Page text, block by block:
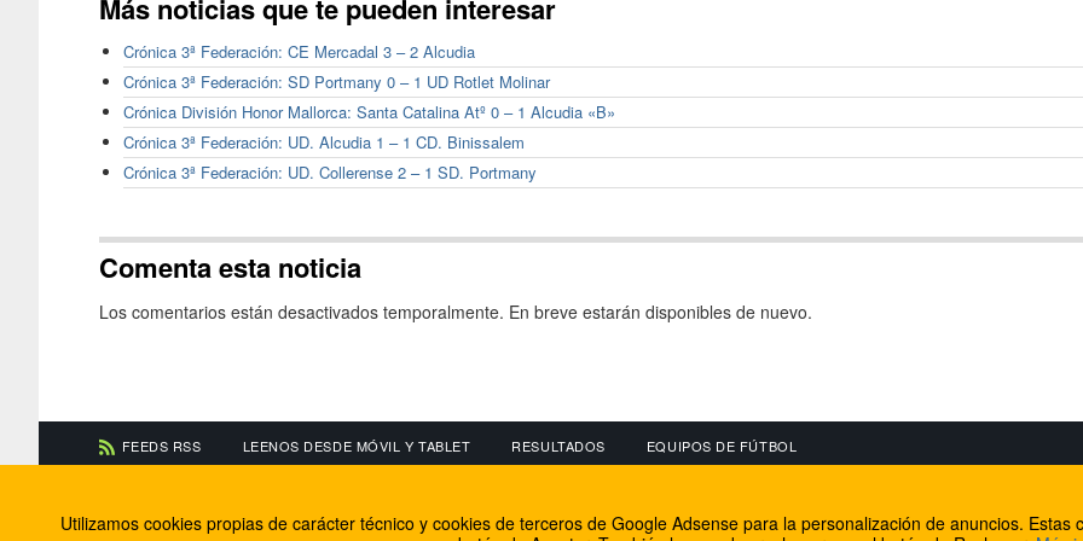
Más noticias que te pueden interesar
Crónica 3ª Federación: CE Mercadal 3 – 2 Alcudia
Crónica 3ª Federación: SD Portmany 0 – 1 UD Rotlet Molinar
Crónica División Honor Mallorca: Santa Catalina Atº 0 – 1 Alcudia «B»
Crónica 3ª Federación: UD. Alcudia 1 – 1 CD. Binissalem
Crónica 3ª Federación: UD. Collerense 2 – 1 SD. Portmany
Comenta esta noticia
Los comentarios están desactivados temporalmente. En breve estarán disponibles de nuevo.
FEEDS RSS LEENOS DESDE MÓVIL Y TABLET RESULTADOS EQUIPOS DE FÚTBOL
Información de contacto
El equipo de FútbolBalear
Facebook
Internet Rural
Utilizamos cookies propias de carácter técnico y cookies de terceros de Google Adsense para la personalización de anuncios.